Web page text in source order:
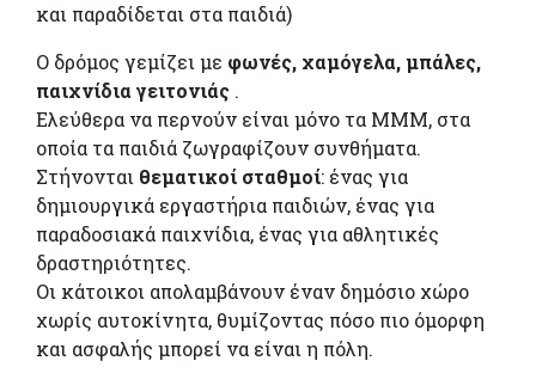
και παραδίδεται στα παιδιά)
Ο δρόμος γεμίζει με φωνές, χαμόγελα, μπάλες,
παιχνίδια γειτονιάς .
Ελεύθερα να περνούν είναι μόνο τα ΜΜΜ, στα
οποία τα παιδιά ζωγραφίζουν συνθήματα.
Στήνονται θεματικοί σταθμοί: ένας για
δημιουργικά εργαστήρια παιδιών, ένας για
παραδοσιακά παιχνίδια, ένας για αθλητικές
δραστηριότητες.
Οι κάτοικοι απολαμβάνουν έναν δημόσιο χώρο
χωρίς αυτοκίνητα, θυμίζοντας πόσο πιο όμορφη
και ασφαλής μπορεί να είναι η πόλη.